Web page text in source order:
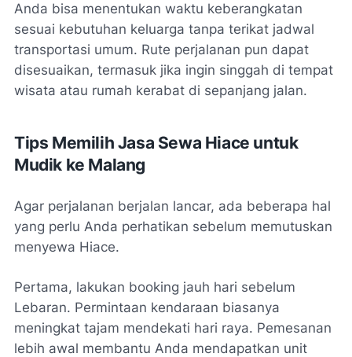
Anda bisa menentukan waktu keberangkatan
sesuai kebutuhan keluarga tanpa terikat jadwal
transportasi umum. Rute perjalanan pun dapat
disesuaikan, termasuk jika ingin singgah di tempat
wisata atau rumah kerabat di sepanjang jalan.
Tips Memilih Jasa Sewa Hiace untuk
Mudik ke Malang
Agar perjalanan berjalan lancar, ada beberapa hal
yang perlu Anda perhatikan sebelum memutuskan
menyewa Hiace.
Pertama, lakukan booking jauh hari sebelum
Lebaran. Permintaan kendaraan biasanya
meningkat tajam mendekati hari raya. Pemesanan
lebih awal membantu Anda mendapatkan unit